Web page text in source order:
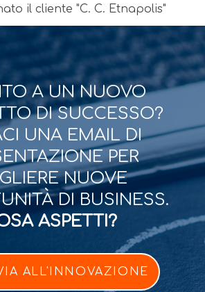
il cliente "C. C. Etnapolis"
A UN NUOVO
DI SUCCESSO?
UNA EMAIL DI
PER
NUOVE
DI BUSINESS.
ASPETTI?
ALL'INNOVAZIONE